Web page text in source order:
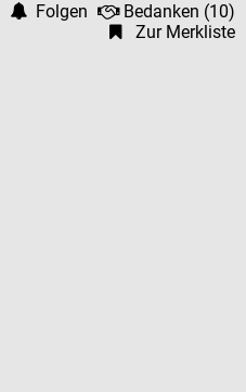
Folgen Bedanken (10)
Zur Merkliste